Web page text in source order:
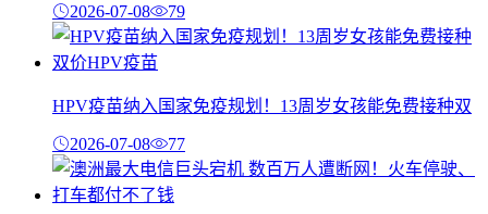
2026-07-08 79
HPV疫苗纳入国家免疫规划！13周岁女孩能免费接种双
2026-07-08 77